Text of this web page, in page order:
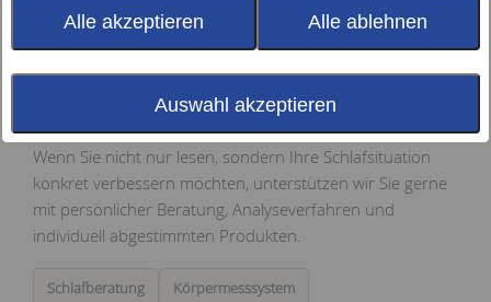
richtigen Matratze über eine passende Unterfederung bis
hin zu Schlafklima, Kissen, Gewohnheiten und dem
Schlafhygiene, Regeneration und gesunder Nachtruhe.
Wenn Sie nicht nur lesen, sondern Ihre Schlafsituation
konkret verbessern möchten, unterstützen wir Sie gerne
mit persönlicher Beratung, Analyseverfahren und
individuell abgestimmten Produkten.
Schlafberatung
Körpermesssystem
Alle akzeptieren Alle ablehnen
Auswahl akzeptieren